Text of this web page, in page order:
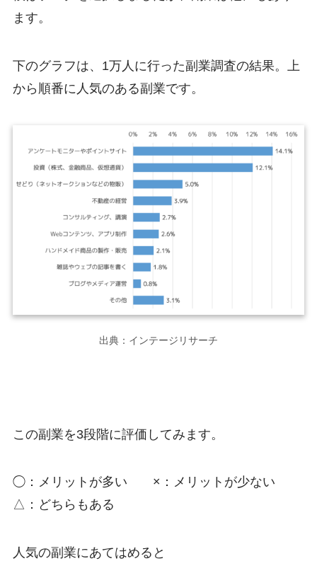
ます。
下のグラフは、1万人に行った副業調査の結果。上
から順番に人気のある副業です。
出典：インテージリサーチ
この副業を3段階に評価してみます。
◯：メリットが多い ×：メリットが少ない
△：どちらもある
人気の副業にあてはめると